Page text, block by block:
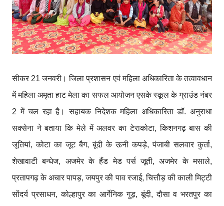
सीकर 21 जनवरी। जिला प्रशासन एवं महिला अधिकारिता के तत्वावधान
में महिला अमृता हाट मेला का सफल आयोजन एसके स्कूल के ग्राउंड नंबर
2 में चल रहा है। सहायक निदेशक महिला अधिकारिता डॉ. अनुराधा
सक्सेना ने बताया कि मेले में अलवर का टेराकोटा, किशनगढ़ बास की
जूतियां, कोटा का जूट बैग, बूंदी के ऊनी कपड़े, पंजाबी सलवार कुर्ता,
शेखावाटी बन्धेज, अजमेर के हैंड मेड पर्स जूती, अजमेर के मसाले,
प्रतापगढ़ के अचार पापड़, जयपुर की पाव रजाई, चित्तौड़ की काली मिट्टी
सोंदर्य प्रसाधन, कोल्हापुर का आर्गेनिक गुड़, बूंदी, दौसा व भरतपुर का